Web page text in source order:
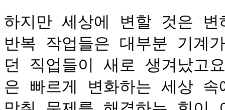
하지만 세상에 변할 것은
반복 작업들은 대부분 기계
던 직업들이 새로 생겨났
은 빠르게 변화하는 세상